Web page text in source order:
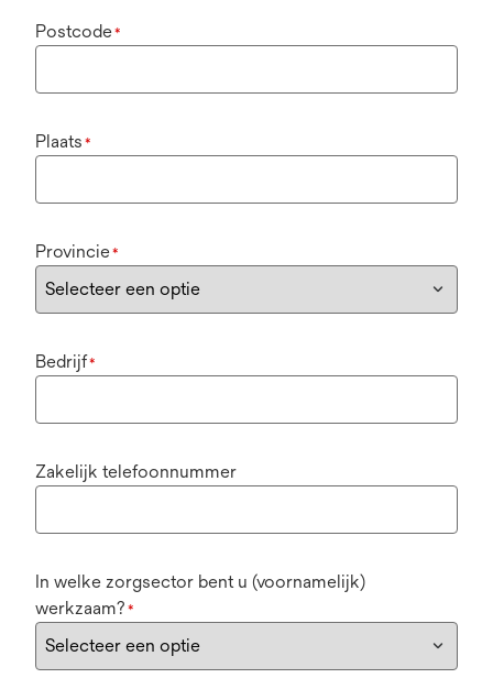
Postcode*
Plaats *
Provincie*
Bedrijf*
Zakelijk telefoonnummer
In welke zorgsector bent u (voornamelijk)
werkzaam? *